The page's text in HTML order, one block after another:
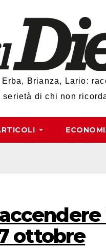
Erba, Brianza, Lario:
serietà di chi non
ottobre